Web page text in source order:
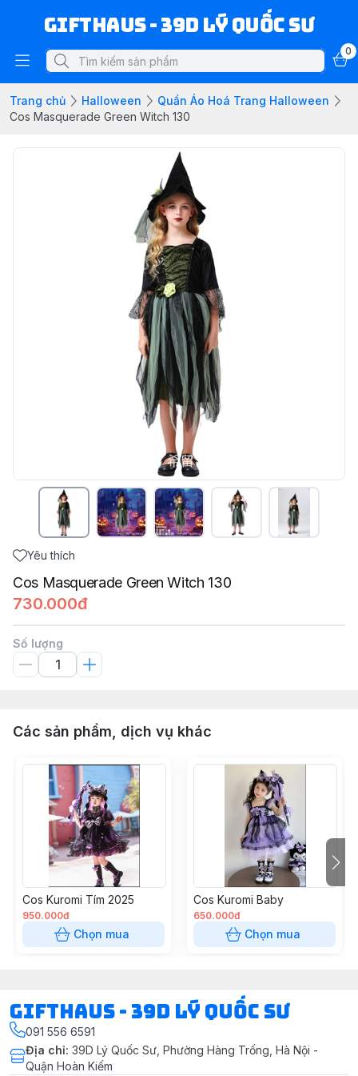
Gifthaus - 39D Lý Quốc Sư
0
Trang chủ Halloween
Quần Áo Hoá Trang Halloween
Cos Masquerade Green Witch 130
Yêu thích
Cos Masquerade Green Witch 130
730.000đ
Số lượng
Các sản phẩm, dịch vụ khác
Cos Kuromi Tím 2025
950.000đ
Chọn mua
Cos Kuromi Baby
650.000đ
Chọn mua
Gifthaus - 39D Lý Quốc Sư
091 556 6591
Địa chỉ: 39D Lý Quốc Sư, Phường Hàng Trống, Hà Nội -
Quận Hoàn Kiếm